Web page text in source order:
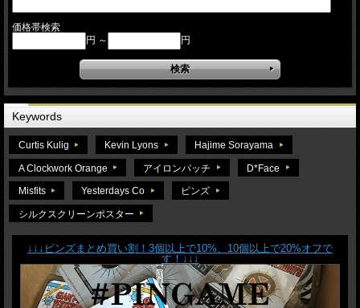
価格帯検索
円 ～
円
Keywords
Curtis Kulig Kevin Lyons Hajime Sorayama
A Clockwork Orange アイロンパッチ D*Face
Misfits Yesterdays Co ピンズ
シルクスクリーンポスター
↓↓↓ピンズまとめ買い割！3個以上で10%、10個以上で20%オフで
す！↓↓↓